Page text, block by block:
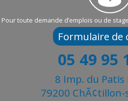
Pour toute demande d’emplois ou de
Formulaire de
05 49 95
8 Imp. du Patis
79200